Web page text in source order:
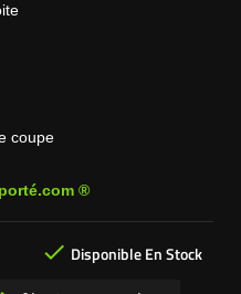
coupe
®
 Disponible En Stock